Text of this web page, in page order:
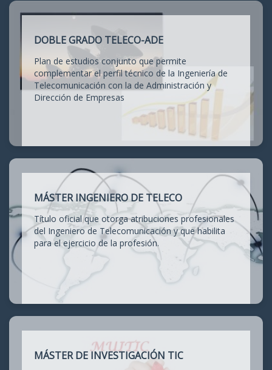
DOBLE GRADO TELECO-ADE
Plan de estudios conjunto que permite
complementar el perfil técnico de la Ingeniería de
Telecomunicación con la de Administración y
Dirección de Empresas
MÁSTER INGENIERO DE TELECO
Título oficial que otorga atribuciones profesionales
del Ingeniero de Telecomunicación y que habilita
para el ejercicio de la profesión.
MÁSTER DE INVESTIGACIÓN TIC